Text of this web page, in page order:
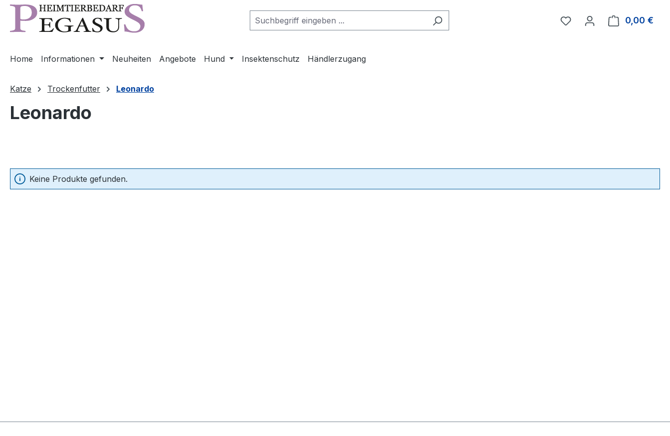
Hauptinhalt springen
Zur Suche springen
Zur Hauptnavigation springen
0,00 €
Home Informationen Neuheiten Angebote Hund Insektenschutz Händlerzugang
Katze Trockenfutter Leonardo
Leonardo
Keine Produkte gefunden.